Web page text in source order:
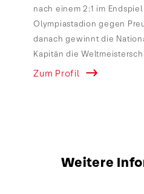
nach einem 2:1 im
Olympiastadion gegen
danach gewinnt die
Kapitän die
Zum Profil
Weitere